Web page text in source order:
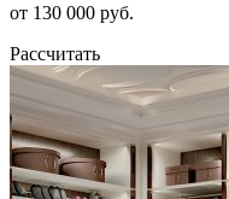
от 130 000 руб.
Рассчитать